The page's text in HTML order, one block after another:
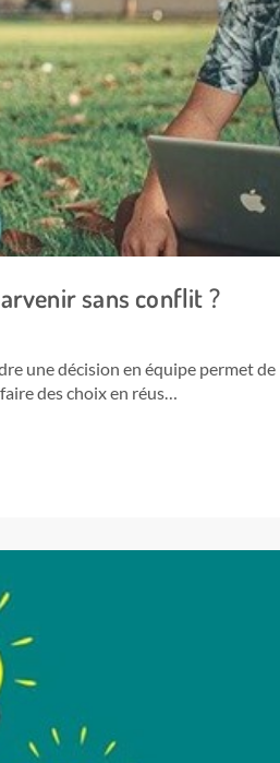
sans conflit ?
une décision en équipe permet de
des choix en réus…